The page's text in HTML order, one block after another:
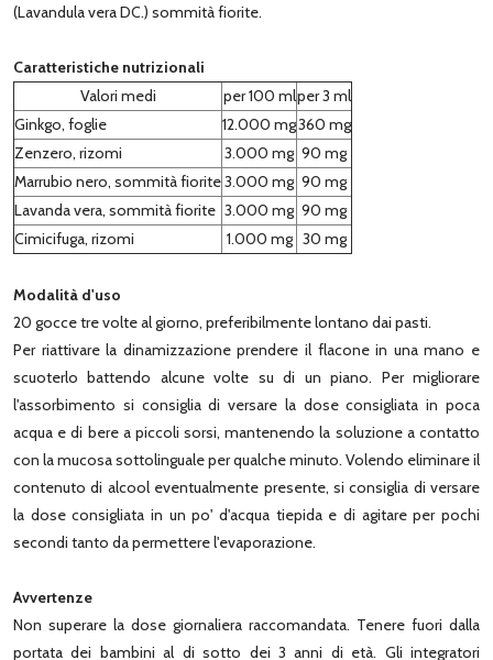
(Lavandula vera DC.) sommità fiorite.
Caratteristiche nutrizionali
Valori medi
per 100 mlper 3 ml
Ginkgo, foglie
12.000 mg360 mg
Zenzero, rizomi
3.000 mg 90 mg
Marrubio nero, sommità fiorite3.000 mg 90 mg
Lavanda vera, sommità fiorite 3.000 mg 90 mg
Cimicifuga, rizomi
1.000 mg 30 mg
Modalità d'uso
20 gocce tre volte al giorno, preferibilmente lontano dai pasti.
Per riattivare la dinamizzazione prendere il flacone in una mano e
scuoterlo battendo alcune volte su di un piano. Per migliorare
l'assorbimento si consiglia di versare la dose consigliata in poca
acqua e di bere a piccoli sorsi, mantenendo la soluzione a contatto
con la mucosa sottolinguale per qualche minuto. Volendo eliminare il
contenuto di alcool eventualmente presente, si consiglia di versare
la dose consigliata in un po' d'acqua tiepida e di agitare per pochi
secondi tanto da permettere l'evaporazione.
Avvertenze
Non superare la dose giornaliera raccomandata. Tenere fuori dalla
portata dei bambini al di sotto dei 3 anni di età. Gli integratori